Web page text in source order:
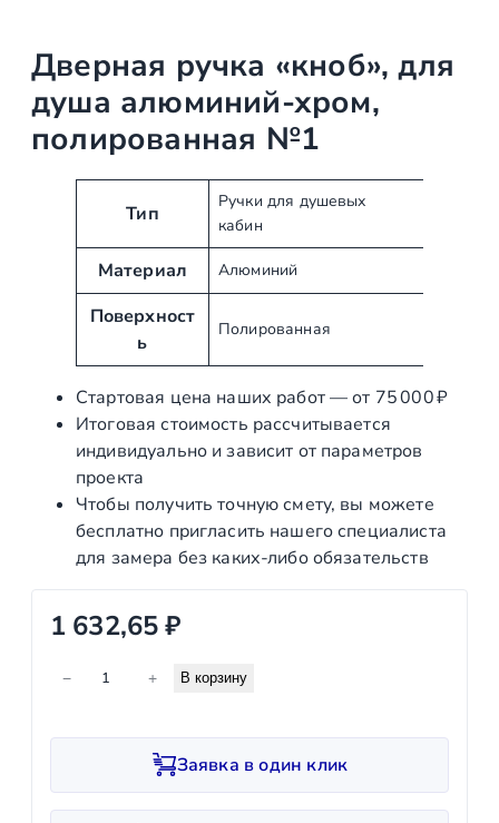
Дверная ручка «кноб», для
душа алюминий-хром,
полированная №1
р
б
т
ы
З
а
ч
е
и
е
Тип
Ручки для душевых
кабин
Материал Алюминий
Поверхност
ь
Полированная
Стартовая цена наших работ — от 75 000 ₽
Итоговая стоимость рассчитывается
индивидуально и зависит от параметров
проекта
Чтобы получить точную смету, вы можете
бесплатно пригласить нашего специалиста
для замера без каких‑либо обязательств
1 632,65₽
е
− + В корзину
Заявка в один клик